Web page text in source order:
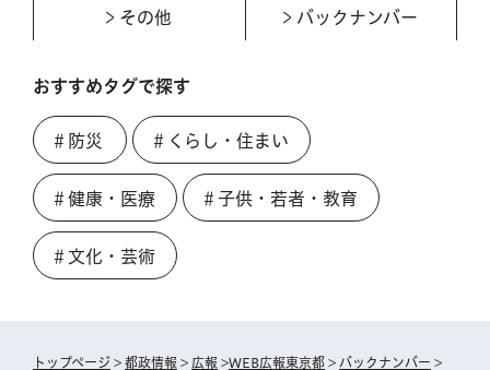
その他 バックナンバー
おすすめタグで探す
＃防災 ＃くらし・住まい
＃健康・医療 ＃子供・若者・教育
＃文化・芸術
トップページ > 都政情報 > 広報 >WEB広報東京都 > バックナンバー >